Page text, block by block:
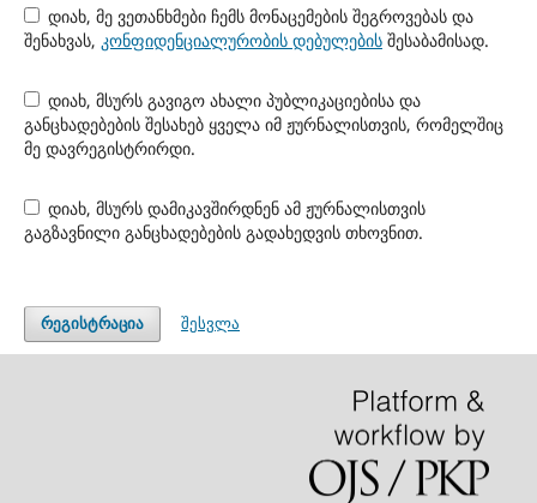
დიახ, მე ვეთანხმები ჩემს მონაცემების შეგროვებას და
შენახვას, კონფიდენციალურობის დებულებისშესაბამისად.
დიახ, მსურს გავიგო ახალი პუბლიკაციებისა და
განცხადებების შესახებ ყველა იმ ჟურნალისთვის, რომელშიც
მე დავრეგისტრირდი.
დიახ, მსურს დამიკავშირდნენ ამ ჟურნალისთვის
გაგზავნილი განცხადებების გადახედვის თხოვნით.
რეგისტრაცია შესვლა